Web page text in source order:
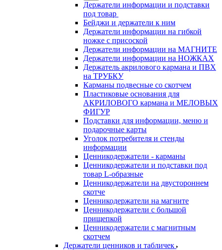
Держатели информации и подставки
под товар
Бейджи и держатели к ним
Держатели информации на гибкой
ножке с присоской
Держатели информации на МАГНИТЕ
Держатели информации на НОЖКАХ
Держатель акрилового кармана и ПВХ
на ТРУБКУ
Карманы подвесные со скотчем
Пластиковые основания для
АКРИЛОВОГО кармана и МЕЛОВЫХ
ФИГУР
Подставки для информации, меню и
подарочные карты
Уголок потребителя и стенды
информации
Ценникодержатели - карманы
Ценникодержатели и подставки под
товар L-образные
Ценникодержатели на двустороннем
скотче
Ценникодержатели на магните
Ценникодержатели с большой
прищепкой
Ценникодержатели с магнитным
скотчем
Держатели ценников и табличек